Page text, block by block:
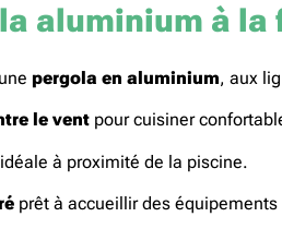
aluminium à
pergola en aluminium, aux
le vent pour cuisiner
idéale à proximité de la piscine.
prêt à accueillir des